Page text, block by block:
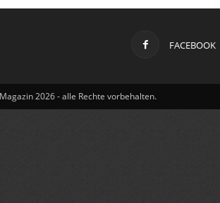
FACEBOOK
2026 - alle Rechte vorbehalten.